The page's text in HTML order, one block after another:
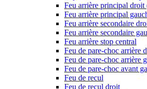
Feu arrière principal droit
Feu arrière principal
Feu arrière secondaire
Feu arrière secondaire
Feu arrière stop central
Feu de pare-choc arrière
Feu de pare-choc arrière
Feu de pare-choc avant
Feu de recul
Feu de recul droit